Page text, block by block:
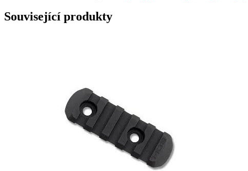
MLOK,
pro
Související produkty